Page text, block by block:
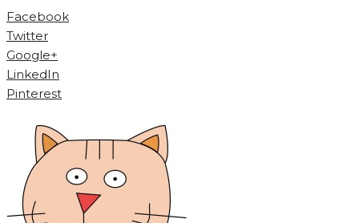
Facebook
Twitter
Google+
LinkedIn
Pinterest